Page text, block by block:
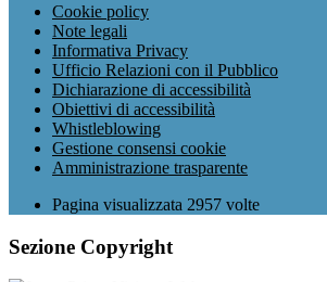
Cookie policy
Note legali
Informativa Privacy
Ufficio Relazioni con il Pubblico
Dichiarazione di accessibilità
Obiettivi di accessibilità
Whistleblowing
Gestione consensi cookie
Amministrazione trasparente
Pagina visualizzata 2957 volte
Sezione Copyright